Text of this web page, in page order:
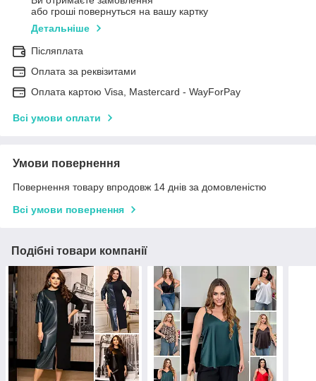
або гроші повернуться на вашу картку
Детальніше
Післяплата
Оплата за реквізитами
Оплата картою Visa, Mastercard - WayForPay
Всі умови оплати
Умови повернення
Повернення товару впродовж 14 днів за домовленістю
Всі умови повернення
Подібні товари компанії